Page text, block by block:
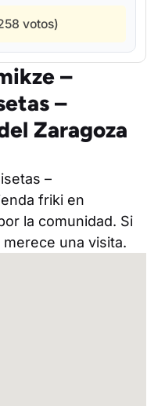
votos)
–
–
Zaragoza
–
friki en
la comunidad. Si
una visita.